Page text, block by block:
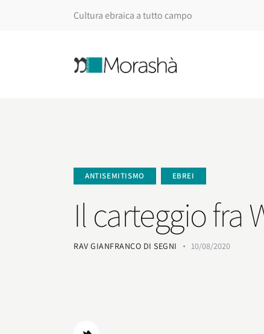
Cultura ebraica a tutto campo
ANTISEMITISMO EBREI
Il carteggio fra
RAV GIANFRANCO DI SEGNI 10/08/2020